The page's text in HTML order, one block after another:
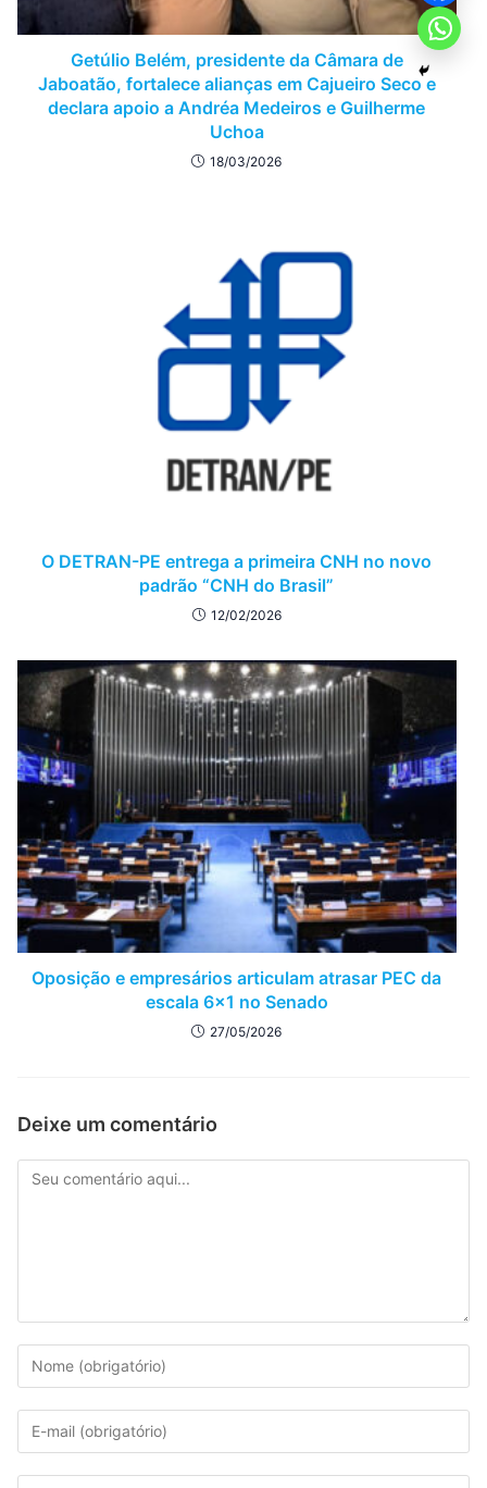
Getúlio Belém, presidente da Câmara de
Jaboatão, fortalece alianças em Cajueiro Seco e
declara apoio a Andréa Medeiros e Guilherme
Uchoa
18/03/2026
O DETRAN-PE entrega a primeira CNH no novo
padrão “CNH do Brasil”
12/02/2026
Oposição e empresários articulam atrasar PEC da
escala 6×1 no Senado
27/05/2026
Deixe um comentário